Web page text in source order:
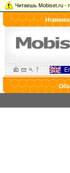
Читаешь Mobiset.ru -
Новинки